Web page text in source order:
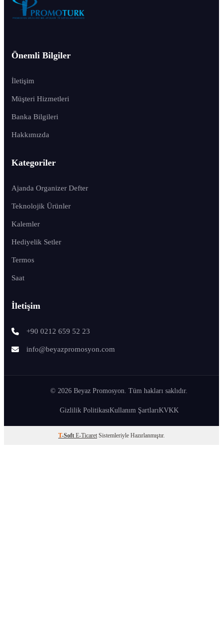
Önemli Bilgiler
İletişim
Müşteri Hizmetleri
Banka Bilgileri
Hakkımızda
Kategoriler
Ajanda Organizer Defter
Teknolojik Ürünler
Kalemler
Hediyelik Setler
Termos
Saat
İletişim
+90 0212 659 52 23
info@beyazpromosyon.com
© 2026 Beyaz Promosyon. Tüm hakları saklıdır.
Gizlilik PolitikasıKullanım ŞartlarıKVKK
T-Soft E-Ticaret Sistemleriyle Hazırlanmıştır.